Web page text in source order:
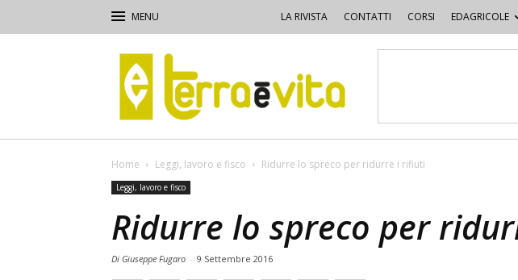
LA RIVISTA CONTATTI CORSI EDAGRICOLE
Terra
e
Vita
Home Leggi, lavoro e fisco Ridurre lo spreco per ridurre i rifiuti
Leggi, lavoro e fisco
Ridurre lo spreco per
Di Giuseppe Fugaro - 9 Settembre 2016